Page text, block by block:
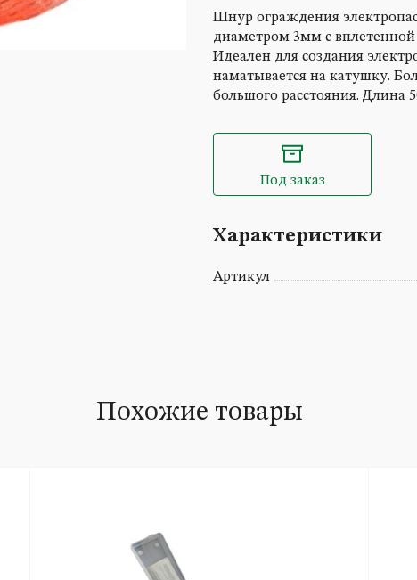
Шнур ограждения
диаметром 3мм с
Идеален для создания
наматывается на катушку.
большого расстояния. Длина
Под заказ
Характеристики
Артикул
Похожие товары